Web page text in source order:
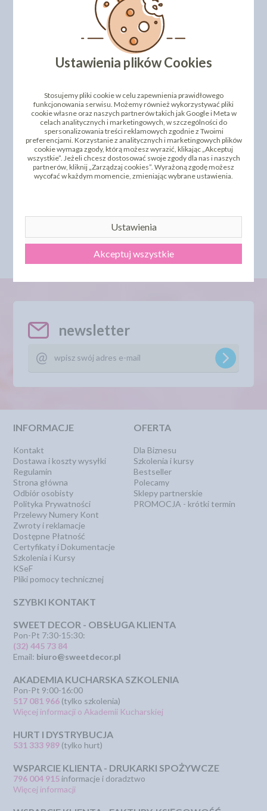
DODAJ SWOJĄ OPINIĘ
PRODUKTY PODOBNE
INNI KLIENCI KUPILI TEŻ
cena:95,02 zł cena:68,76 zł
newsletter
INFORMACJE
Kontakt
Dostawa i koszty wysyłki
Regulamin
Strona główna
Odbiór osobisty
Polityka Prywatności
Przelewy Numery Kont
Zwroty i reklamacje
Dostępne Płatność
Certyfikaty i Dokumentacje
Szkolenia i Kursy
KSeF
Pliki pomocy technicznej
OFERTA
Dla Biznesu
Szkolenia i kursy
Bestseller
Polecamy
Sklepy partnerskie
PROMOCJA - krótki termin
SZYBKI KONTAKT
SWEET DECOR - OBSŁUGA KLIENTA
Pon-Pt 7:30-15:30:
(32) 445 73 84
Email: biuro@sweetdecor.pl
AKADEMIA KUCHARSKA SZKOLENIA
Pon-Pt 9:00-16:00
517 081 966 (tylko szkolenia)
Więcej informacji o Akademii Kucharskiej
HURT I DYSTRYBUCJA
531 333 989 (tylko hurt)
WSPARCIE KLIENTA - DRUKARKI SPOŻYWCZE
796 004 915 informacje i doradztwo
Więcej informacji
Ustawienia plików Cookies
Stosujemy pliki cookie w celu zapewnienia prawidłowego
funkcjonowania serwisu. Możemy również wykorzystywać pliki
cookie własne oraz naszych partnerów takich jak Google i Meta w
celach analitycznych i marketingowych, w szczególności do
spersonalizowania treści reklamowych zgodnie z Twoimi
preferencjami. Korzystanie z analitycznych i marketingowych plików
cookie wymaga zgody, którą możesz wyrazić, klikając „Akceptuj
wszystkie”. Jeżeli chcesz dostosować swoje zgody dla nas i naszych
partnerów, kliknij „Zarządzaj cookies”. Wyrażoną zgodę możesz
wycofać w każdym momencie, zmieniając wybrane ustawienia.
Ustawienia
Akceptuj wszystkie